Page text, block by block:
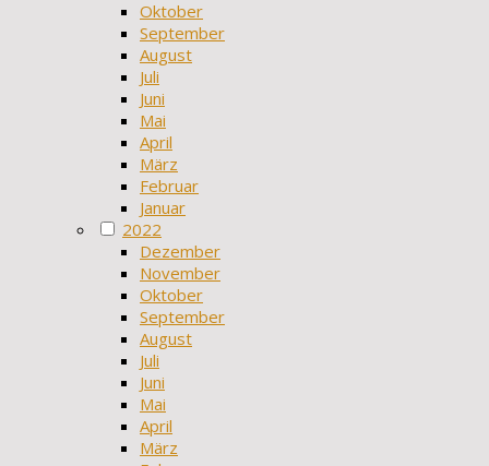
Oktober
September
August
Juli
Juni
Mai
April
März
Februar
Januar
2022
Dezember
November
Oktober
September
August
Juli
Juni
Mai
April
März